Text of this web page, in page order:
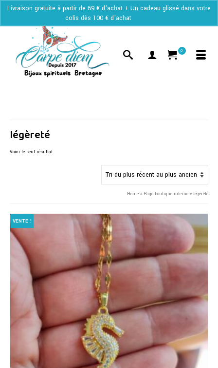
Livraison gratuite à partir de 69 € d'achat + Un cadeau glissé dans votre
colis dès 100 € d'achat
0
légèreté
Voici le seul résultat
Home » Page boutique interne » légèreté
VENTE !